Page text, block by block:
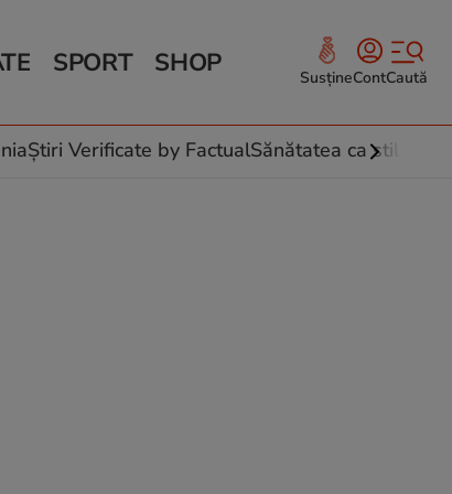
SPORT SHOP SusțineContCaută
Știri Verificate by FactualSănătatea ca stil de